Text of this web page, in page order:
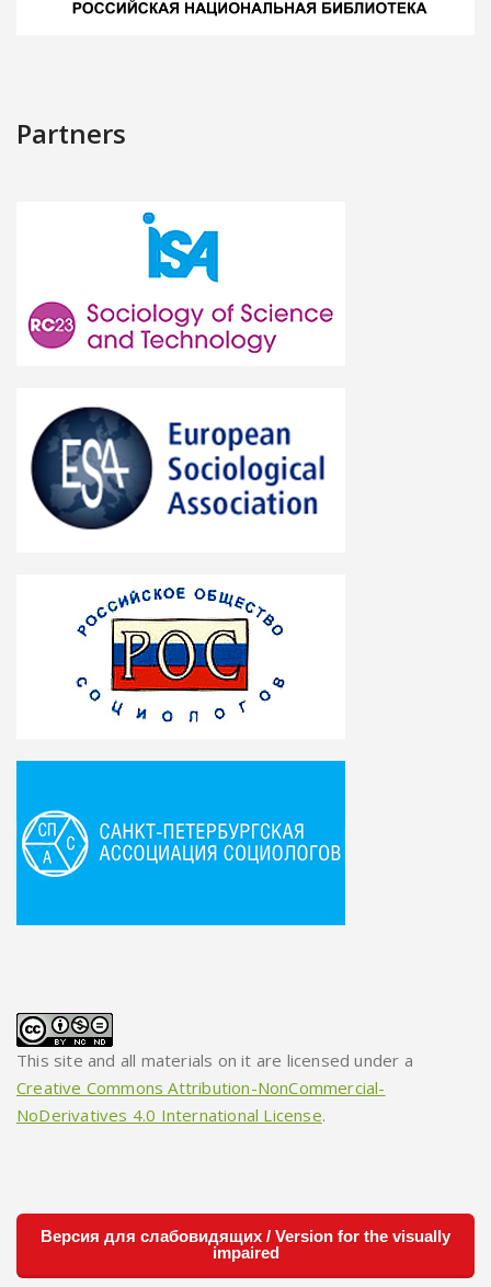
Partners
This site and all materials on it are licensed under a
Creative Commons Attribution-NonCommercial-
NoDerivatives 4.0 International License.
Версия для слабовидящих / Version for the visually
impaired